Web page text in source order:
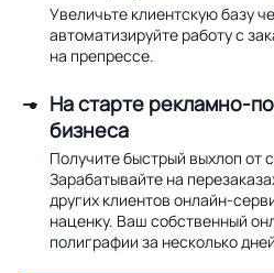
Увеличьте клиентскую базу
автоматизируйте работу с
на препрессе.
На старте рекламно-
бизнеса
Получите быстрый выхлоп от
Зарабатывайте на
других клиентов онлайн-
наценку. Ваш собственный
полиграфии за несколько